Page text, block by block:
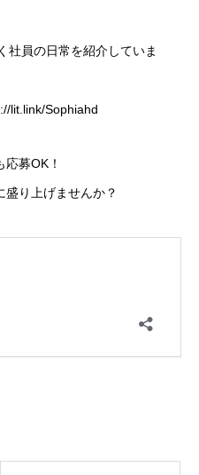
社員の日常を紹介していま
lit.link/Sophiahd
募OK！
盛り上げませんか？